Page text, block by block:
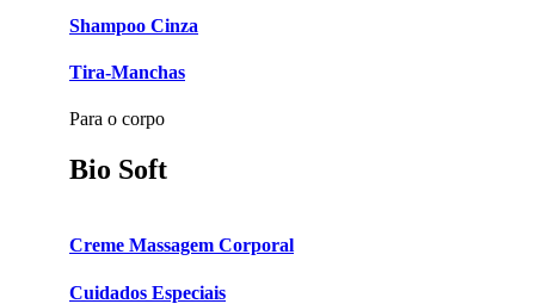
Shampoo Cinza
Tira-Manchas
Para o corpo
Bio Soft
Creme Massagem Corporal
Cuidados Especiais